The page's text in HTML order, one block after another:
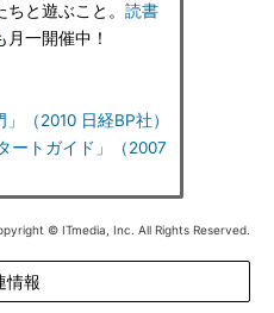
と遊ぶこと。 読書
月一開催中！
（2010 日経BP社）
ートガイド」（2007
© ITmedia, Inc. All Rights Reserved.
情報